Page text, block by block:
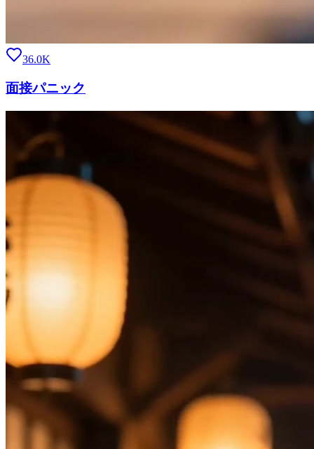
36.0K
面接パニック